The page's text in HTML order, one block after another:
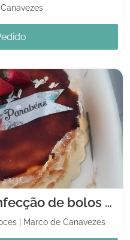
MYsweetmania - Confecção de bolos e sobremesas caseiras
Marco de Canavezes